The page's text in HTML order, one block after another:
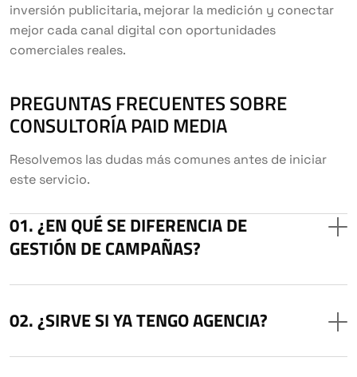
inversión publicitaria, mejorar la medición y conectar
mejor cada canal digital con oportunidades
comerciales reales.
PREGUNTAS FRECUENTES SOBRE
CONSULTORÍA PAID MEDIA
Resolvemos las dudas más comunes antes de iniciar
este servicio.
¿EN QUÉ SE DIFERENCIA DE
GESTIÓN DE CAMPAÑAS?
¿SIRVE SI YA TENGO AGENCIA?